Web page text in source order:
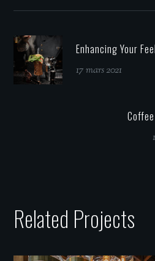
Enhancing Your
17 mars 2021
Related Projects